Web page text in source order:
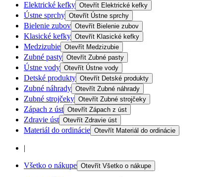
Elektrické kefky Otevřít Elektrické kefky
Ústne sprchy Otevřít Ústne sprchy
Bielenie zubov Otevřít Bielenie zubov
Klasické kefky Otevřít Klasické kefky
Medzizubie Otevřít Medzizubie
Zubné pasty Otevřít Zubné pasty
Ústne vody Otevřít Ústne vody
Detské produkty Otevřít Detské produkty
Zubné náhrady Otevřít Zubné náhrady
Zubné strojčeky Otevřít Zubné strojčeky
Zápach z úst Otevřít Zápach z úst
Zdravie úst Otevřít Zdravie úst
Materiál do ordinácie Otevřít Materiál do ordinácie
|
Všetko o nákupe Otevřít Všetko o nákupe